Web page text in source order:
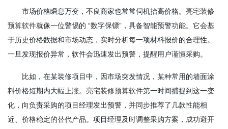
市场价格瞬息万变，不良商家也常常伺机抬高价格。 亮宅装修
预算软件就像一位警惕的 “数字保镖”，具备智能预警功能。它会基
于历史价格数据和市场动态，实时分析每一项材料报价的合理性。
一旦发现报价异常，软件会迅速发出预警，提醒用户谨慎采购。
比如，在某装修项目中，因市场突发情况，某种常用的墙面涂
料价格短期内大幅上涨。 亮宅装修预算软件第一时间捕捉到这一变
化，向负责采购的项目经理发出预警，并同步推荐了几款性能相
近、价格稳定的替代产品。项目经理及时调整采购方案，成功避开